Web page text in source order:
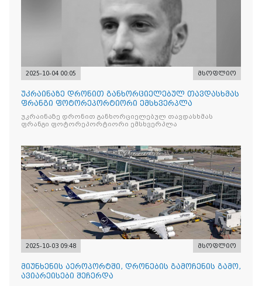
2025-10-04 00:05 მსოფლიო
უკრაინაზე დრონით განხორციელებულ თავდასხმას
ფრანგი ფოტორეპორტიორი ემსხვერპლა
უკრაინაზე დრონით განხორციელებულ თავდასხმას
ფრანგი ფოტორეპორტიორი ემსხვერპლა
2025-10-03 09:48 მსოფლიო
მიუნხენის აეროპორტში, დრონების გამოჩენის გამო,
ავიარეისები შეჩერდა